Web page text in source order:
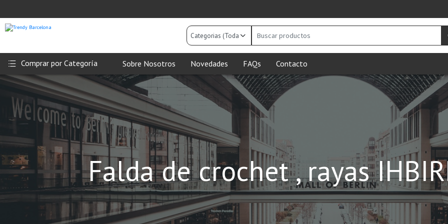
Categorias
(Todas)
productos
Comprar por Categoría Sobre Nosotros Novedades FAQs Contacto
Falda de crochet , rayas